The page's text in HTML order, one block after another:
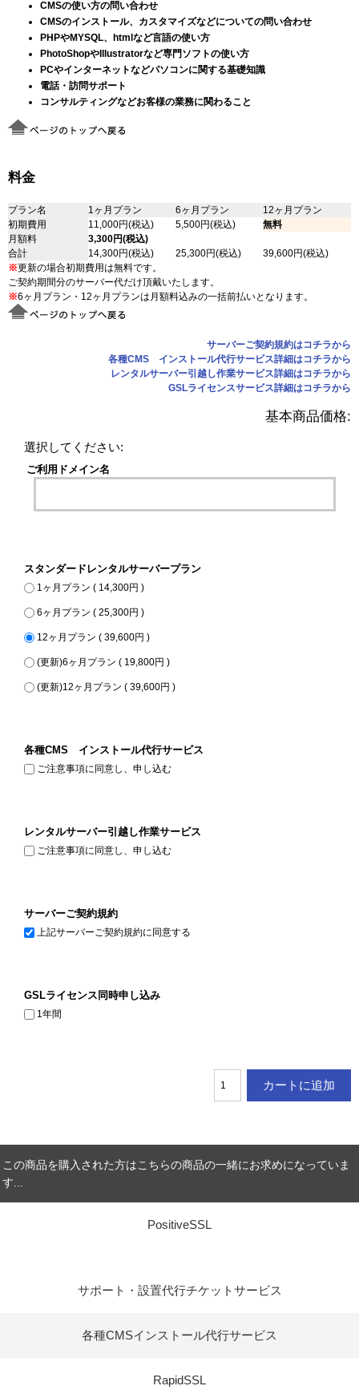
CMSの使い方の問い合わせ
CMSのインストール、カスタマイズなどについての問い合わせ
PHPやMYSQL、htmlなど言語の使い方
PhotoShopやIllustratorなど専門ソフトの使い方
PCやインターネットなどパソコンに関する基礎知識
電話・訪問サポート
コンサルティングなどお客様の業務に関わること
料金
プラン名 1ヶ月プラン 6ヶ月プラン
12ヶ月プラン
初期費用
11,000円(税込) 5,500円(税込)
無料
月額料
3,300円(税込)
合計
14,300円(税込) 25,300円(税込)
39,600円(税込)
※更新の場合初期費用は無料です。
ご契約期間分のサーバー代だけ頂戴いたします。
※6ヶ月プラン・12ヶ月プランは月額料込みの一括前払いとなります。
サーバーご契約規約はコチラから
各種CMS インストール代行サービス詳細はコチラから
レンタルサーバー引越し作業サービス詳細はコチラから
GSLライセンスサービス詳細はコチラから
基本商品価格:
選択してください:
ご利用ドメイン名
スタンダードレンタルサーバープラン
1ヶ月プラン ( 14,300円 )
6ヶ月プラン ( 25,300円 )
12ヶ月プラン ( 39,600円 )
(更新)6ヶ月プラン ( 19,800円 )
(更新)12ヶ月プラン ( 39,600円 )
各種CMS インストール代行サービス
ご注意事項に同意し、申し込む
レンタルサーバー引越し作業サービス
ご注意事項に同意し、申し込む
サーバーご契約規約
上記サーバーご契約規約に同意する
GSLライセンス同時申し込み
1年間
この商品を購入された方はこちらの商品の一緒にお求めになっていま
す...
PositiveSSL
サポート・設置代行チケットサービス
各種CMSインストール代行サービス
RapidSSL